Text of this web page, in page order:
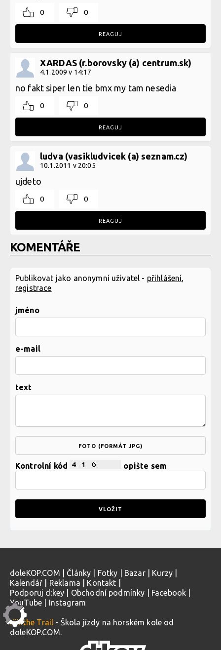
0 0
REAGUJ
XARDAS (r.borovsky (a) centrum.sk)
4.1.2009 v 14:17
no fakt siper len tie bmx my tam nesedia
0 0
REAGUJ
ludva (vasikludvicek (a) seznam.cz)
10.1.2011 v 20:05
ujdeto
0 0
REAGUJ
KOMENTÁŘE
Publikovat jako anonymní uživatel - přihlášení,
registrace
jméno
e-mail
text
FOTO (FORMÁT JPG)
Kontrolní kód opište sem
doleKOP.COM Články Fotky Bazar| Kurzy
Kalendář
Reklama Kontakt
Podporuj d:key
Obchodní podmínky Facebook
YouTube
Instagram
Kill the Trail - Škola jízdy na horském kole od
doleKOP.COM.